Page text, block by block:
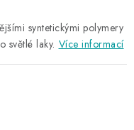
syntetickými polymery
světlé laky. Více informací